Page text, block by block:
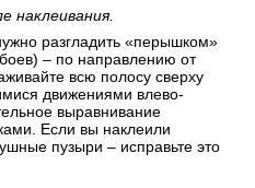
При этом иногда
на потолок в 3-5 см. Так
затем полосу по длине
наклеивания.
разгладить «перышком»
– по направлению от